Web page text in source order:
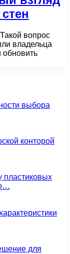
вопрос
владельца
обновить
выбора
конторой
пластиковых
для